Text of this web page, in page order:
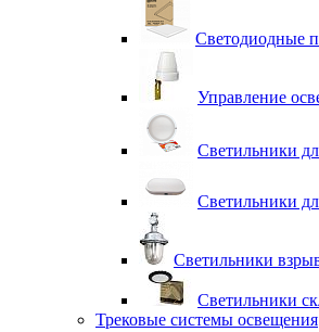
Светодиодные
Управление
Светильники
Светильники
Светильники
Светильники
Трековые системы освещения